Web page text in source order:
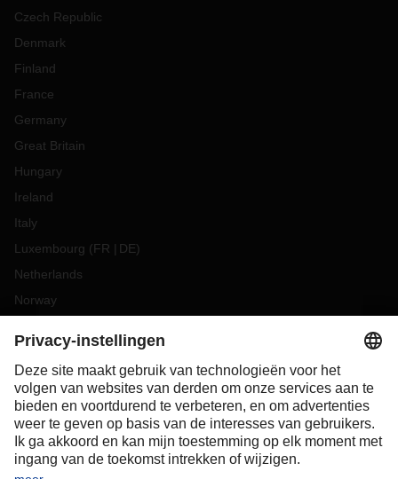
Czech Republic
Denmark
Finland
France
Germany
Great Britain
Hungary
Ireland
Italy
Luxembourg (FR DE)
Netherlands
Norway
Romania
Slovakia
Spain
Sweden